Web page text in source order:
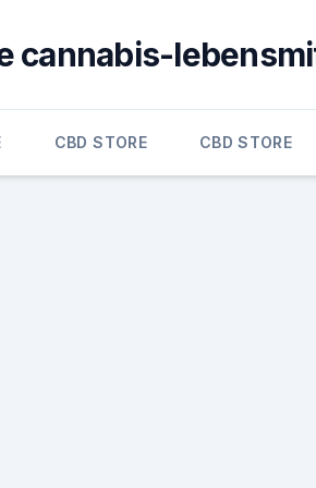
cannabis-
CBD STORE CBD STORE